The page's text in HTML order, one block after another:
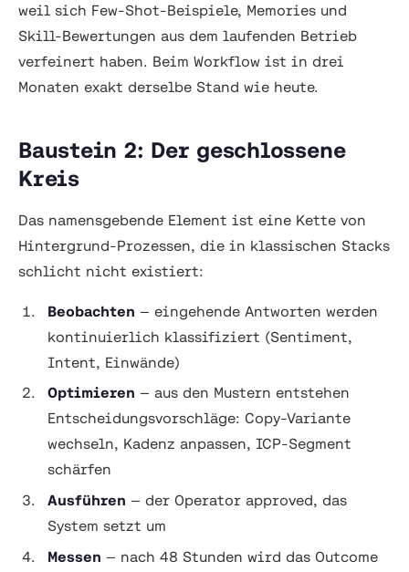
weil sich Few-Shot-Beispiele, Memories und
Skill-Bewertungen aus dem laufenden Betrieb
verfeinert haben. Beim Workflow ist in drei
Monaten exakt derselbe Stand wie heute.
Baustein 2: Der geschlossene
Kreis
Das namensgebende Element ist eine Kette von
Hintergrund-Prozessen, die in klassischen Stacks
schlicht nicht existiert:
Beobachten — eingehende Antworten werden
kontinuierlich klassifiziert (Sentiment,
Intent, Einwände)
Optimieren — aus den Mustern entstehen
Entscheidungsvorschläge: Copy-Variante
wechseln, Kadenz anpassen, ICP-Segment
schärfen
Ausführen — der Operator approved, das
System setzt um
Messen — nach 48 Stunden wird das Outcome